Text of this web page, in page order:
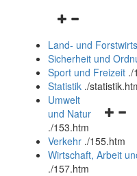
Navigationsmenü
und
schließen
Land- und
Sicherheit und
Sport und Freizeit ./
Statistik ./
und
Umwelt
und Natur
./153.htm
Verkehr ./155.htm
Wirtschaft, Arbeit
./157.htm